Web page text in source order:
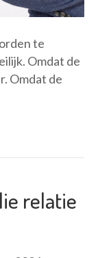
te
Omdat de
Omdat de
relatie